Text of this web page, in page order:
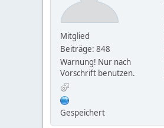
Mitglied
Beiträge: 848
Warnung! Nur nach
Vorschrift benutzen.
Gespeichert